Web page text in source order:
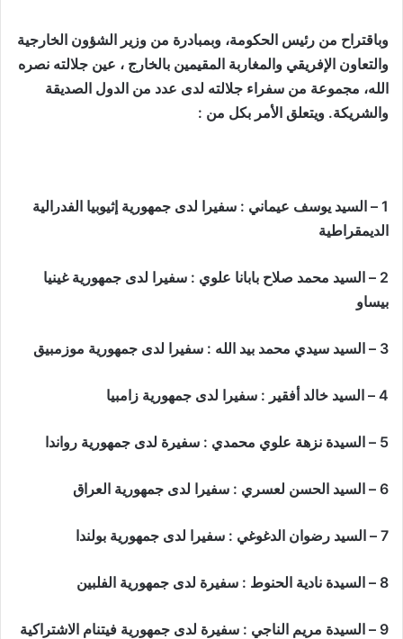
وباقتراح من رئيس الحكومة، وبمبادرة من وزير الشؤون الخارجية
والتعاون الإفريقي والمغاربة المقيمين بالخارج ، عين جلالته نصره
الله، مجموعة من سفراء جلالته لدى عدد من الدول الصديقة
والشريكة. ويتعلق الأمر بكل من :
1 – السيد يوسف عيماني : سفيرا لدى جمهورية إثيوبيا الفدرالية
الديمقراطية
2 – السيد محمد صلاح بابانا علوي : سفيرا لدى جمهورية غينيا
بيساو
3 – السيد سيدي محمد بيد الله : سفيرا لدى جمهورية موزمبيق
4 – السيد خالد أفقير : سفيرا لدى جمهورية زامبيا
5 – السيدة نزهة علوي محمدي : سفيرة لدى جمهورية رواندا
6 – السيد الحسن لعسري : سفيرا لدى جمهورية العراق
7 – السيد رضوان الدغوغي : سفيرا لدى جمهورية بولندا
8 – السيدة نادية الحنوط : سفيرة لدى جمهورية الفلبين
9 – السيدة مريم الناجي : سفيرة لدى جمهورية فيتنام الاشتراكية